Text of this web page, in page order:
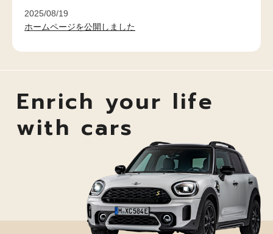
2025/08/19
ホームページを公開しました
Enrich your life
with cars